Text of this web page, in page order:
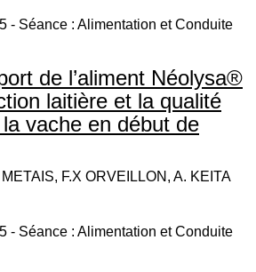
- Séance : Alimentation et Conduite
de l’aliment Néolysa®
laitière et la qualité
vache en début de
F.X ORVEILLON, A. KEITA
- Séance : Alimentation et Conduite